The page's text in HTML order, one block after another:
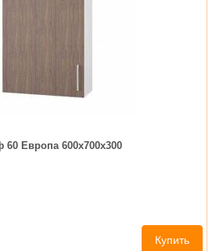
60 Европа 600х700х300
Купить